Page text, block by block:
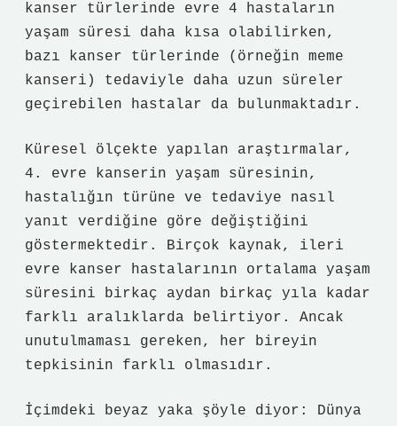
kanser türlerinde evre 4 hastaların
yaşam süresi daha kısa olabilirken,
bazı kanser türlerinde (örneğin meme
kanseri) tedaviyle daha uzun süreler
geçirebilen hastalar da bulunmaktadır.
Küresel ölçekte yapılan araştırmalar,
4. evre kanserin yaşam süresinin,
hastalığın türüne ve tedaviye nasıl
yanıt verdiğine göre değiştiğini
göstermektedir. Birçok kaynak, ileri
evre kanser hastalarının ortalama yaşam
süresini birkaç aydan birkaç yıla kadar
farklı aralıklarda belirtiyor. Ancak
unutulmaması gereken, her bireyin
tepkisinin farklı olmasıdır.
İçimdeki beyaz yaka şöyle diyor: Dünya